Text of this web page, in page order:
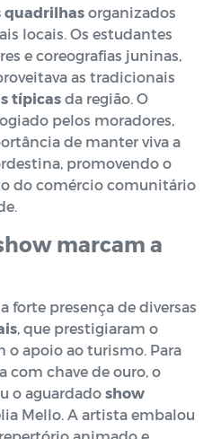
quadrilhas organizados
locais. Os estudantes
e coreografias juninas,
as tradicionais
típicas da região. O
pelos moradores,
de manter viva a
promovendo o
do comércio comunitário
marcam a
forte presença de diversas
, que prestigiaram o
o apoio ao turismo. Para
com chave de ouro, o
o aguardado show
Mello. A artista embalou